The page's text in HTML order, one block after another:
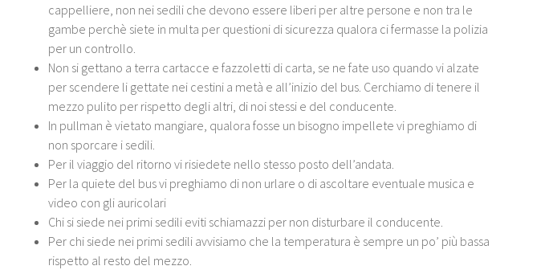
cappelliere, non nei sedili che devono essere liberi per altre persone e non tra le
gambe perchè siete in multa per questioni di sicurezza qualora ci fermasse la polizia
per un controllo.
Non si gettano a terra cartacce e fazzoletti di carta, se ne fate uso quando vi alzate
per scendere li gettate nei cestini a metà e all’inizio del bus. Cerchiamo di tenere il
mezzo pulito per rispetto degli altri, di noi stessi e del conducente.
In pullman è vietato mangiare, qualora fosse un bisogno impellete vi preghiamo di
non sporcare i sedili.
Per il viaggio del ritorno vi risiedete nello stesso posto dell’andata.
Per la quiete del bus vi preghiamo di non urlare o di ascoltare eventuale musica e
video con gli auricolari
Chi si siede nei primi sedili eviti schiamazzi per non disturbare il conducente.
Per chi siede nei primi sedili avvisiamo che la temperatura è sempre un po’ più bassa
rispetto al resto del mezzo.